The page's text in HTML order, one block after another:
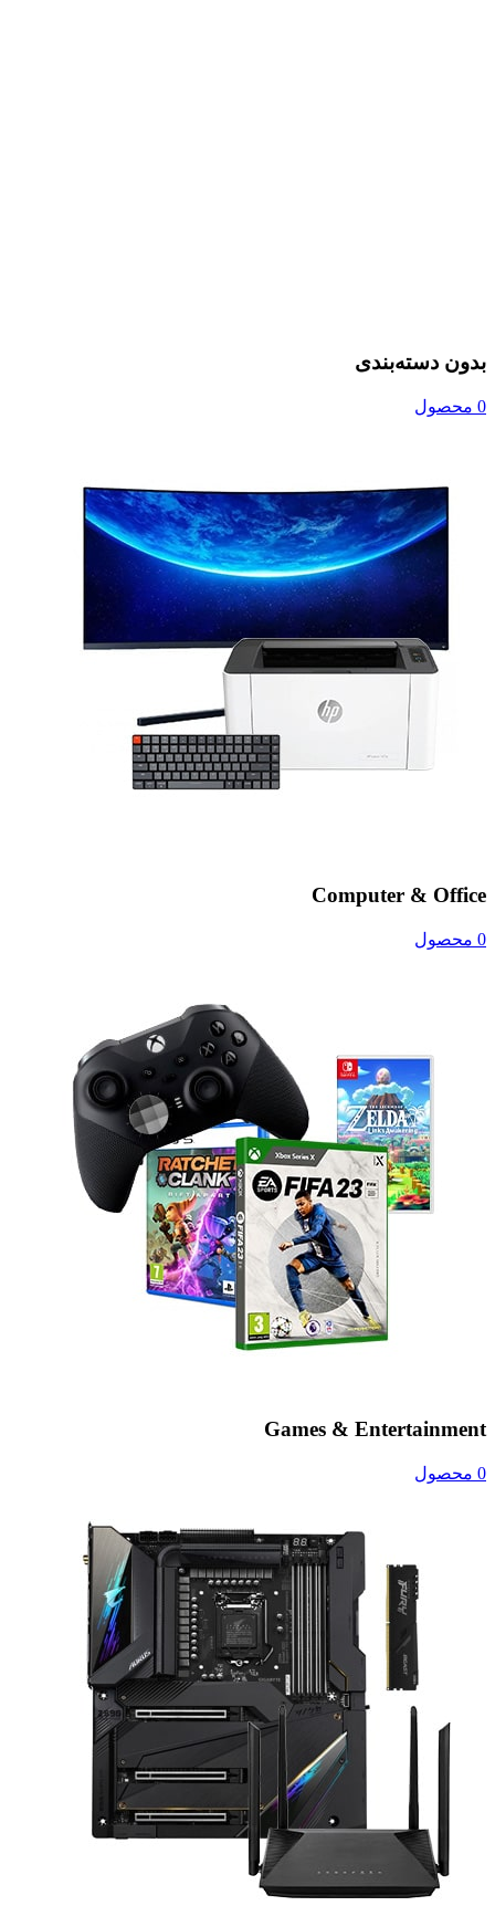
بدون دسته‌بندی
0 محصول
Computer & Office
0 محصول
Games & Entertainment
0 محصول